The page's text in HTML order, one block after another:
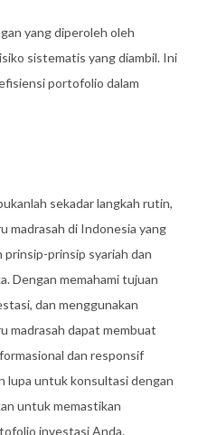
yang diperoleh oleh
sistematis yang diambil. Ini
portofolio dalam
sekadar langkah rutin,
madrasah di Indonesia yang
prinsip syariah dan
Dengan memahami tujuan
dan menggunakan
madrasah dapat membuat
dan responsif
lupa untuk konsultasi dengan
untuk memastikan
investasi Anda.